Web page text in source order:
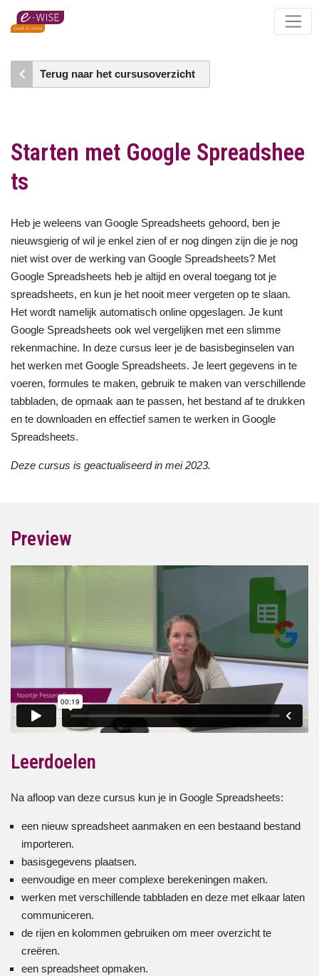
Skip
content
Terug naar het cursusoverzicht
Starten met Google Spreadshee
ts
Heb je weleens van Google Spreadsheets gehoord, ben je
nieuwsgierig of wil je enkel zien of er nog dingen zijn die je nog
niet wist over de werking van Google Spreadsheets? Met
Google Spreadsheets heb je altijd en overal toegang tot je
spreadsheets, en kun je het nooit meer vergeten op te slaan.
Het wordt namelijk automatisch online opgeslagen. Je kunt
Google Spreadsheets ook wel vergelijken met een slimme
rekenmachine. In deze cursus leer je de basisbeginselen van
het werken met Google Spreadsheets. Je leert gegevens in te
voeren, formules te maken, gebruik te maken van verschillende
tabbladen, de opmaak aan te passen, het bestand af te drukken
en te downloaden en effectief samen te werken in Google
Spreadsheets.
Deze cursus is geactualiseerd in mei 2023.
Preview
Leerdoelen
Na afloop van deze cursus kun je in Google Spreadsheets:
een nieuw spreadsheet aanmaken en een bestaand bestand
importeren.
basisgegevens plaatsen.
eenvoudige en meer complexe berekeningen maken.
werken met verschillende tabbladen en deze met elkaar laten
communiceren.
de rijen en kolommen gebruiken om meer overzicht te
creëren.
een spreadsheet opmaken.